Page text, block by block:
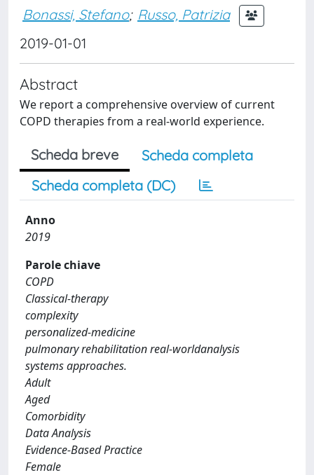
Bonassi, Stefano; Russo, Patrizia
2019-01-01
Abstract
We report a comprehensive overview of current
COPD therapies from a real-world experience.
Scheda breve
Scheda completa
Scheda completa (DC)
Anno
2019
Parole chiave
COPD
Classical-therapy
complexity
personalized-medicine
pulmonary rehabilitation real-worldanalysis
systems approaches.
Adult
Aged
Comorbidity
Data Analysis
Evidence-Based Practice
Female